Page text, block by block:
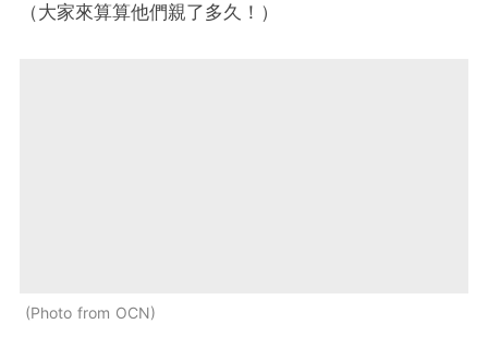
（大家來算算他們親了多久！）
Photo from OCN